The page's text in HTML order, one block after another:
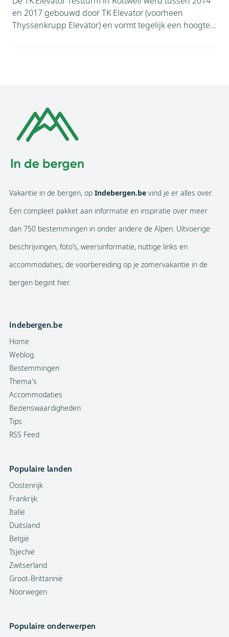
en 2017 gebouwd door TK Elevator (voorheen
Thyssenkrupp Elevator) en vormt tegelijk een hoogte...
Vakantie in de bergen, op Indebergen.be vind je er alles over.
Een compleet pakket aan informatie en inspiratie over meer
dan 750 bestemmingen in onder andere de Alpen. Uitvoerige
beschrijvingen, foto’s, weersinformatie, nuttige links en
accommodaties; de voorbereiding op je zomervakantie in de
bergen begint hier.
Indebergen.be
Home
Weblog
Bestemmingen
Thema's
Accommodaties
Bezienswaardigheden
Tips
RSS Feed
Populaire landen
Oostenrijk
Frankrijk
Italië
Duitsland
België
Tsjechië
Zwitserland
Groot-Brittannië
Noorwegen
Populaire onderwerpen